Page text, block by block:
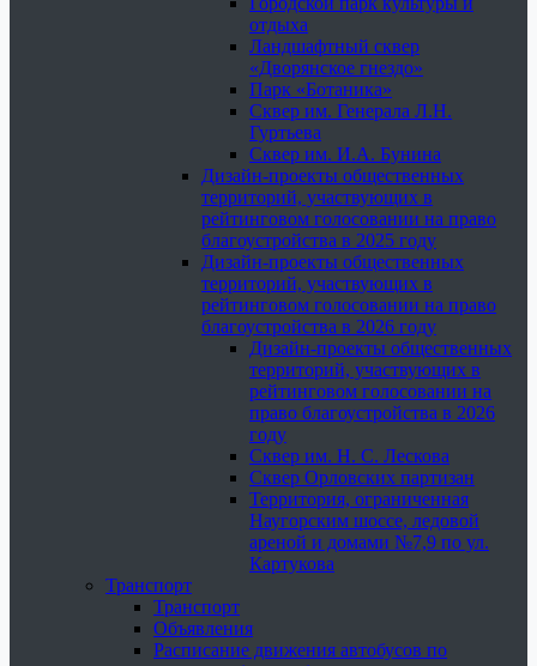
отдыха
Ландшафтный сквер
«Дворянское гнездо»
Парк «Ботаника»
Сквер им. Генерала Л.Н.
Гуртьева
Сквер им. И.А. Бунина
Дизайн-проекты общественных
территорий, участвующих в
рейтинговом голосовании на право
благоустройства в 2025 году
Дизайн-проекты общественных
территорий, участвующих в
рейтинговом голосовании на право
благоустройства в 2026 году
Дизайн-проекты общественных
территорий, участвующих в
рейтинговом голосовании на
право благоустройства в 2026
году
Сквер им. Н. С. Лескова
Сквер Орловских партизан
Территория, ограниченная
Наугорским шоссе, ледовой
ареной и домами №7,9 по ул.
Картукова
Транспорт
Транспорт
Объявления
Расписание движения автобусов по